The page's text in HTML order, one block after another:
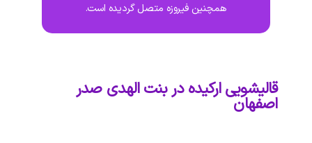
همچنین فیروزه متصل گردیده است.
قالیشویی ارکیده در بنت الهدی صدر
اصفهان